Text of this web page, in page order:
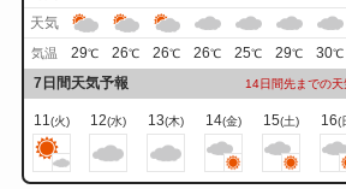
天気
気温 29℃ 26℃ 26℃ 26℃ 25℃ 29℃ 30℃
7日間天気予報 14日間先までの天
11(火) 12(水) 13(木) 14(金) 15(土) 16(